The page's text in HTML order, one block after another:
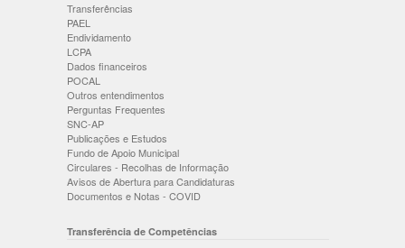
Transferências
PAEL
Endividamento
LCPA
Dados financeiros
POCAL
Outros entendimentos
Perguntas Frequentes
SNC-AP
Publicações e Estudos
Fundo de Apoio Municipal
Circulares - Recolhas de Informação
Avisos de Abertura para Candidaturas
Documentos e Notas - COVID
Transferência de Competências